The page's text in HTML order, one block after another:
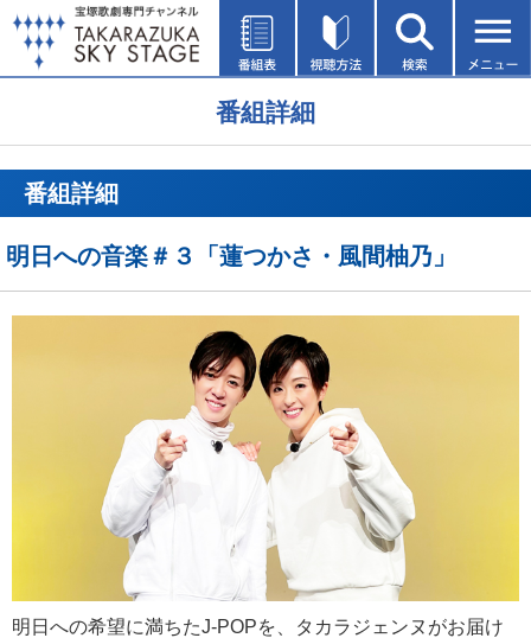
番組詳細
番組詳細
明日への音楽＃３「蓮つかさ・風間柚乃」
明日への希望に満ちたJ-POPを、タカラジェンヌがお届け